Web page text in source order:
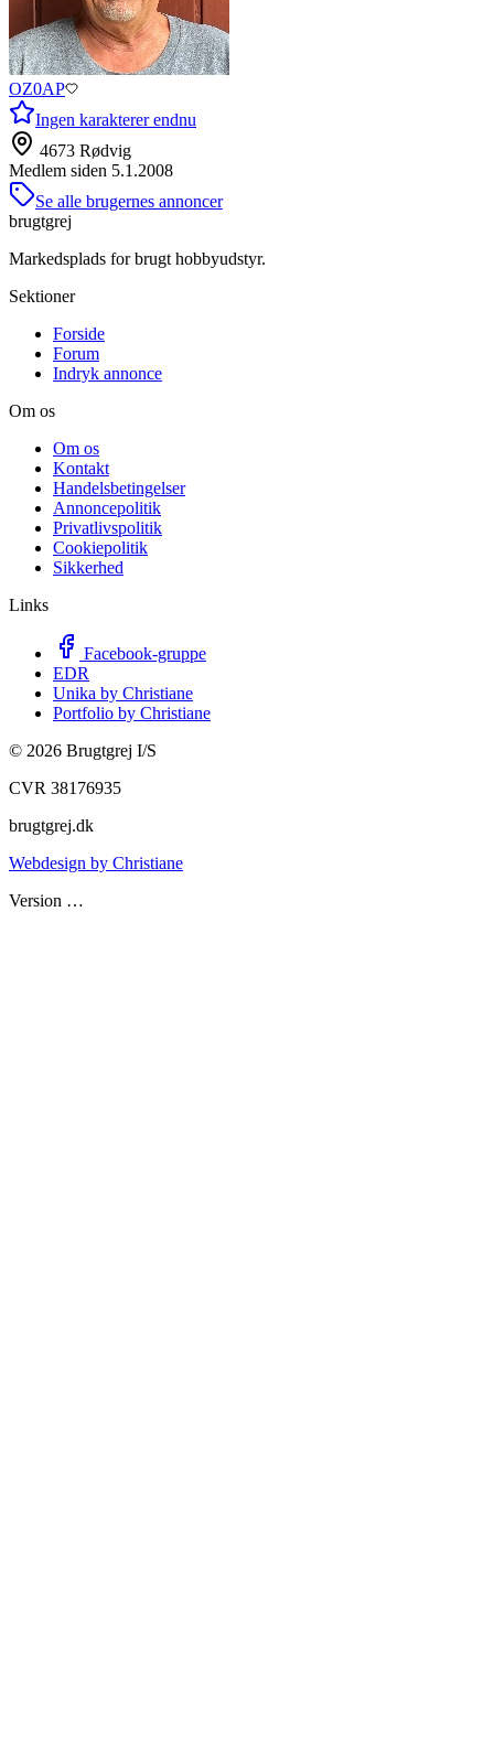
OZ0AP
Ingen karakterer endnu
4673 Rødvig
Medlem siden 5.1.2008
Se alle brugernes annoncer
brugtgrej
Markedsplads for brugt hobbyudstyr.
Sektioner
Forside
Forum
Indryk annonce
Om os
Om os
Kontakt
Handelsbetingelser
Annoncepolitik
Privatlivspolitik
Cookiepolitik
Sikkerhed
Links
Facebook-gruppe
EDR
Unika by Christiane
Portfolio by Christiane
© 2026 Brugtgrej I/S
CVR 38176935
brugtgrej.dk
Webdesign by Christiane
Version …